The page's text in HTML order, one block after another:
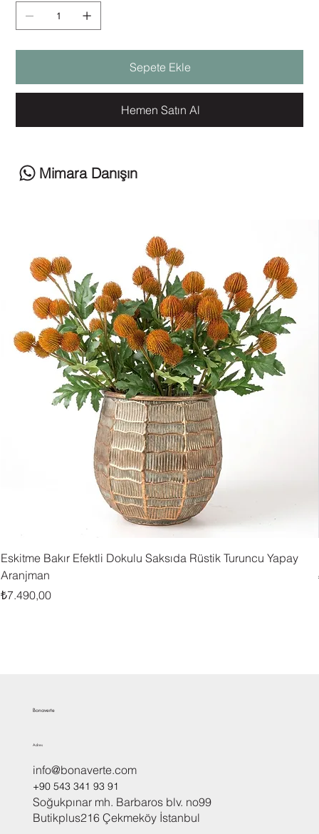
Sepete Ekle
Hemen Satın Al
Mimara Danışın
Eskitme Bakır Efektli Dokulu Saksıda Rüstik Turuncu Yapay
Aranjman
Fiyat
₺7.490,00
Bonaverte
Adres
info@bonaverte.com
+90 543 341 93 91
Soğukpınar mh. Barbaros blv. no99
Butikplus216 Çekmeköy İstanbul